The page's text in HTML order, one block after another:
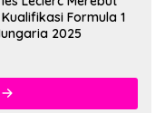
Formula 1
2025